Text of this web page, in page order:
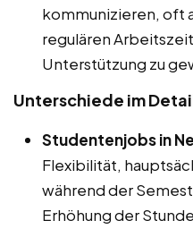
kommunizieren, oft
regulären
Unterstützung zu
Unterschiede im
Studentenjobs in
Flexibilität,
während der
Erhöhung der